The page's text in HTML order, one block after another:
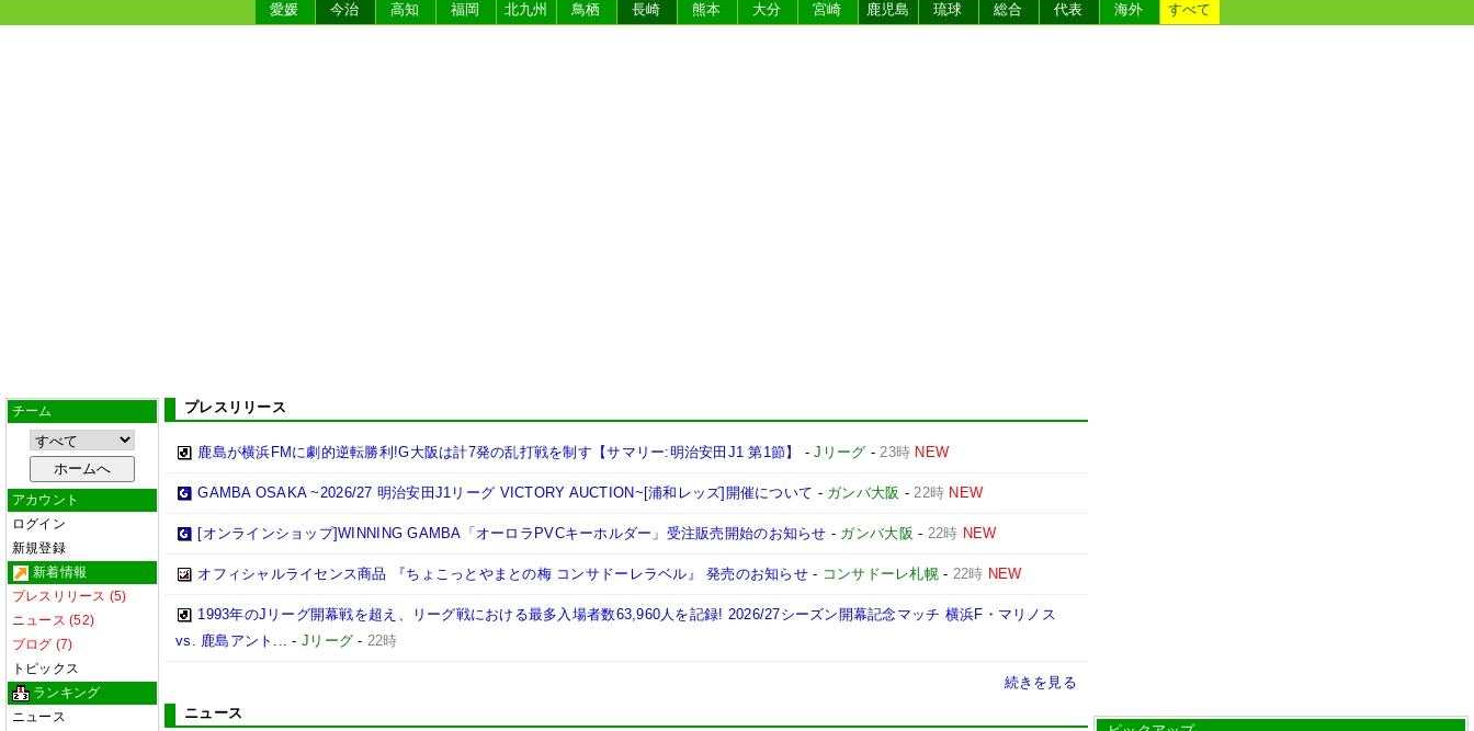
愛媛
今治 高知 福岡 北九州 鳥栖 長崎 熊本 大分 宮崎 鹿児島 琉球 総合 代表 海外 すべて
チーム
アカウント
ログイン
新規登録
新着情報
プレスリリース (5)
ニュース (52)
ブログ (7)
トピックス
ランキング
ニュース
プレスリリース
鹿島が横浜FMに劇的逆転勝利!G大阪は計7発の乱打戦を制す【サマリー:明治安田J1 第1節】 -Jリーグ -23時 NEW
GAMBA OSAKA ~2026/27 明治安田J1リーグ VICTORY AUCTION~[浦和レッズ]開催について - ガンバ大阪 -22時 NEW
[オンラインショップ]WINNING GAMBA「オーロラPVCキーホルダー」受注販売開始のお知らせ - ガンバ大阪 - 22時 NEW
オフィシャルライセンス商品 『ちょこっとやまとの梅 コンサドーレラベル』 発売のお知らせ - コンサドーレ札幌- 22時 NEW
1993年のJリーグ開幕戦を超え、リーグ戦における最多入場者数63,960人を記録! 2026/27シーズン開幕記念マッチ 横浜F・マリノス
vs. 鹿島アント... -Jリーグ - 22時
続きを見る
ニュース